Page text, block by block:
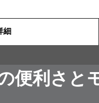
細
便利さと